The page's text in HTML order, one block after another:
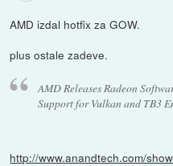
AMD izdal hotfix za GOW.
plus ostale zadeve.
AMD Releases Radeon
Support for Vulkan and TB3
http://www.anandtech.com/